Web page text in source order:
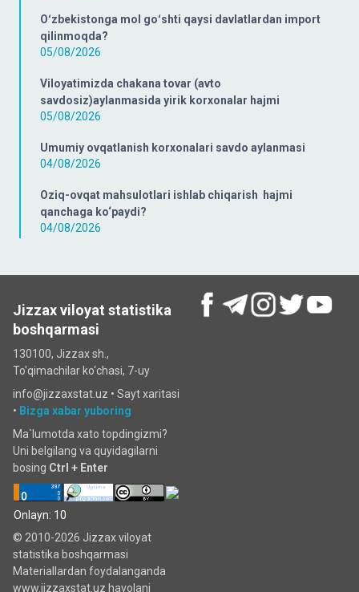
Oʻzbekistonga mol goʻshti qaysi davlatlardan import
qilinmoqda?
05/08/2026
Viloyatimizda chakana tovar (avto
savdosiz)aylanmasida yirik korxonalar hajmi
05/08/2026
Umumiy ovqatlanish korxonalari savdo aylanmasi
04/08/2026
Oziq-ovqat mahsulotlari ishlab chiqarish hajmi
qanchaga ko‘paydi?
04/08/2026
Jizzax viloyat statistika
boshqarmasi
130100, Jizzax sh.,
To'qimachilar ko‘chаsi, 7-uy
info@jizzaxstat.uz • Sayt xaritasi
• Bizga xabar yuboring
Ma`lumotda xato topdingizmi?
Uni belgilang va quyidagilarni
bosing Ctrl + Enter
Onlayn: 10
© 2010-2026 Jizzax viloyat
statistika boshqarmasi
Materiallardan foydalanganda
www.jizzaxstat.uz havolani